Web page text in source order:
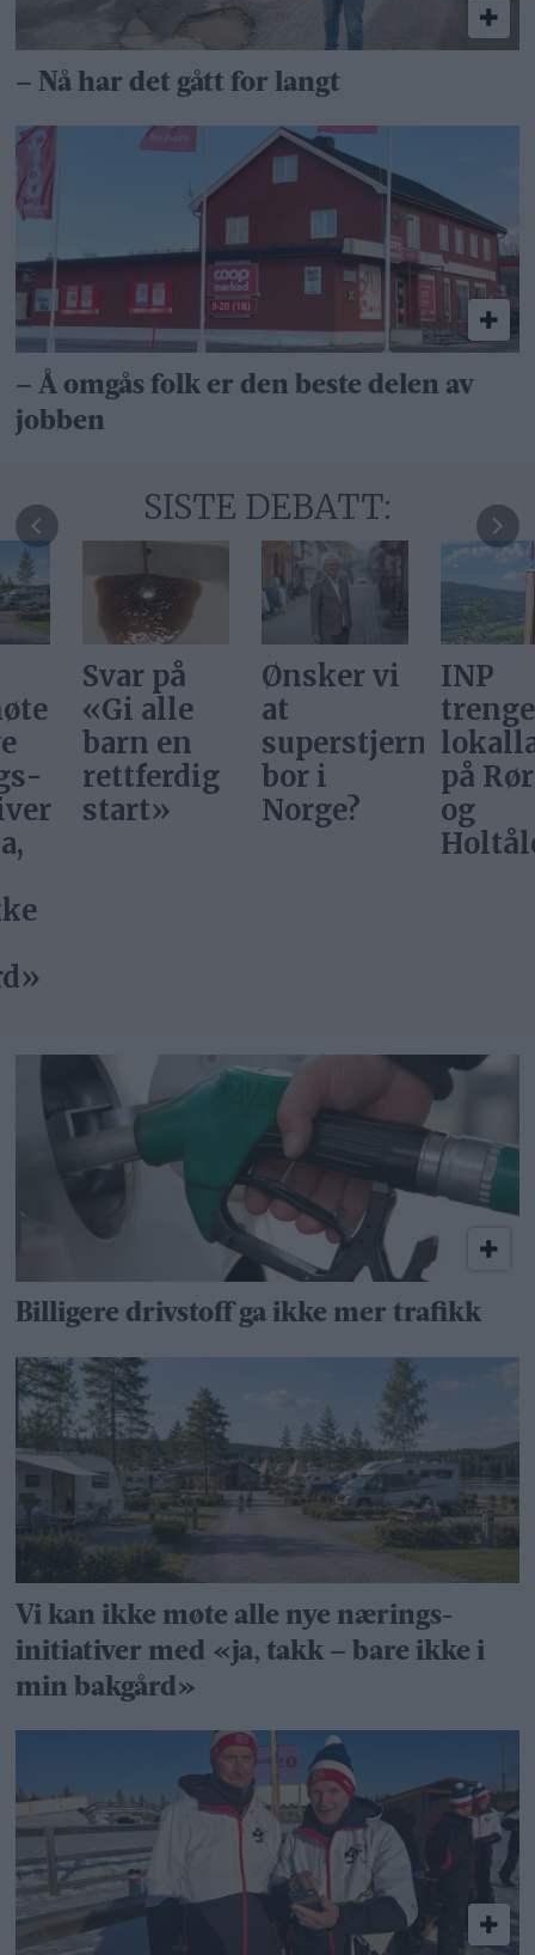
– Nå har det gått for langt
– Å omgås folk er den beste delen av
jobben
SISTE DEBATT:
Svar på
«Gi alle
barn en
rettferdig
start»
Ønsker vi
superstjerner
bor i
Norge?
INP
trenger
lokallag
på Røros
Holtålen
Billigere drivstoff ga ikke mer trafikk
Vi kan ikke møte alle nye nærings­
initiativer med «ja, takk – bare ikke i
min bakgård»